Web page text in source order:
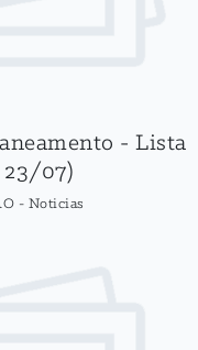
- Lista
23/07)
- Noticias